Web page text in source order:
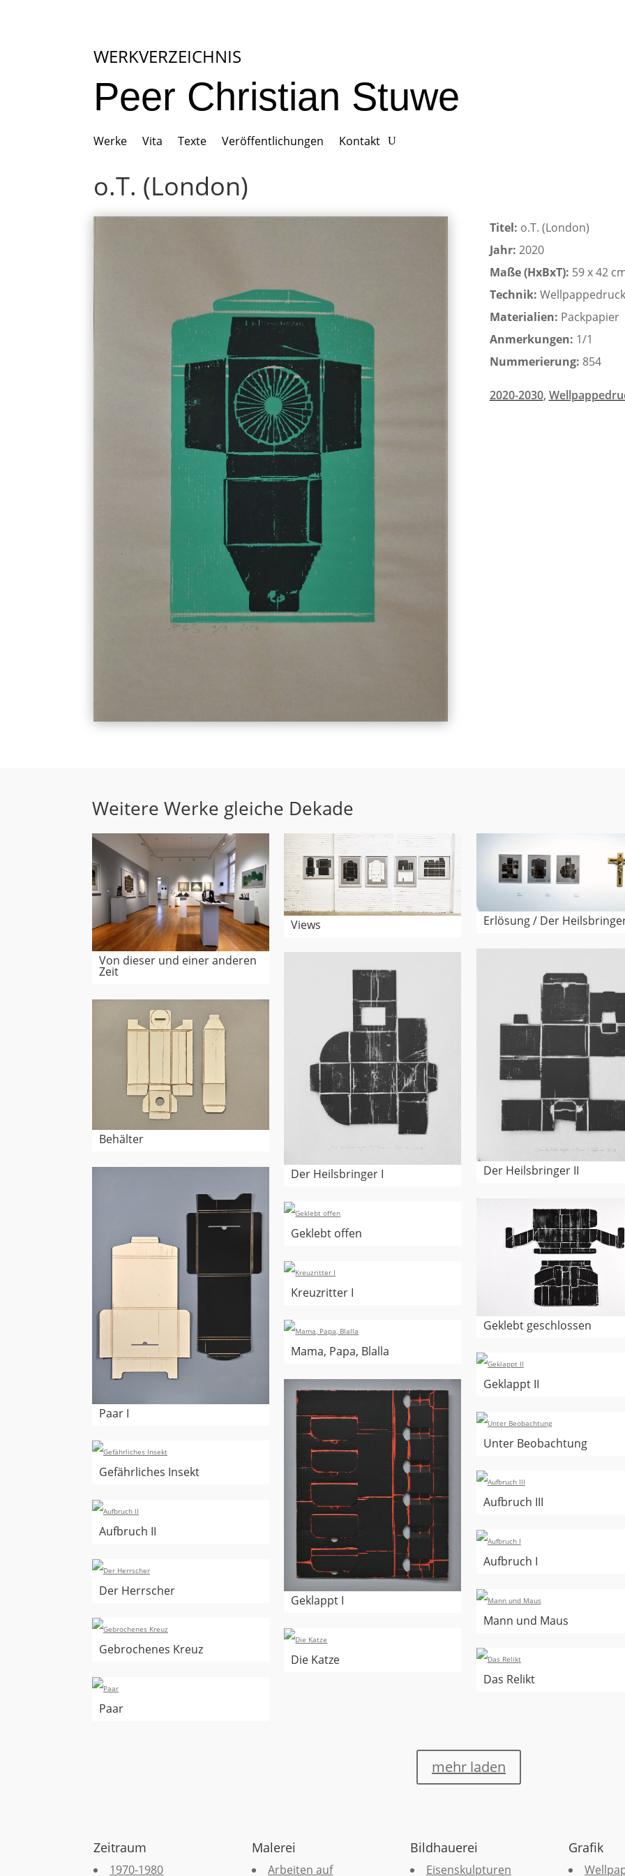
WERKVERZEICHNIS
Peer Christian Stuwe
Werke Vita Texte Veröffentlichungen Kontakt
o.T. (London)
Titel: o.T. (London)
Jahr: 2020
Maße (HxBxT): 59 x 42
Technik:
Materialien: Packpapier
Anmerkungen: 1/1
Nummerierung: 854
2020-2030,
Weitere Werke gleiche Dekade
Von dieser und einer anderen
Zeit
Views Erlösung / Der
Der Heilsbringer II
Der Heilsbringer I
Behälter
Paar I
Geklebt geschlossen
Geklebt offen
Kreuzritter I
Mama, Papa, Blalla
Geklappt II
Geklappt I
Unter Beobachtung
Gefährliches Insekt
Aufbruch III
Aufbruch II
Aufbruch I
Der Herrscher
Mann und Maus
Gebrochenes Kreuz
Die Katze
Das Relikt
Paar
mehr laden
Zeitraum
1970-1980
Malerei
Arbeiten auf
Bildhauerei
Eisenskulpturen
Grafik